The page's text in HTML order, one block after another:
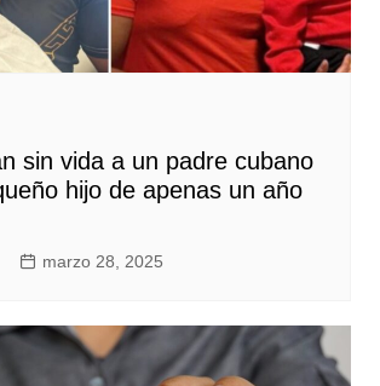
sin vida a un padre cubano
hijo de apenas un año
marzo 28, 2025